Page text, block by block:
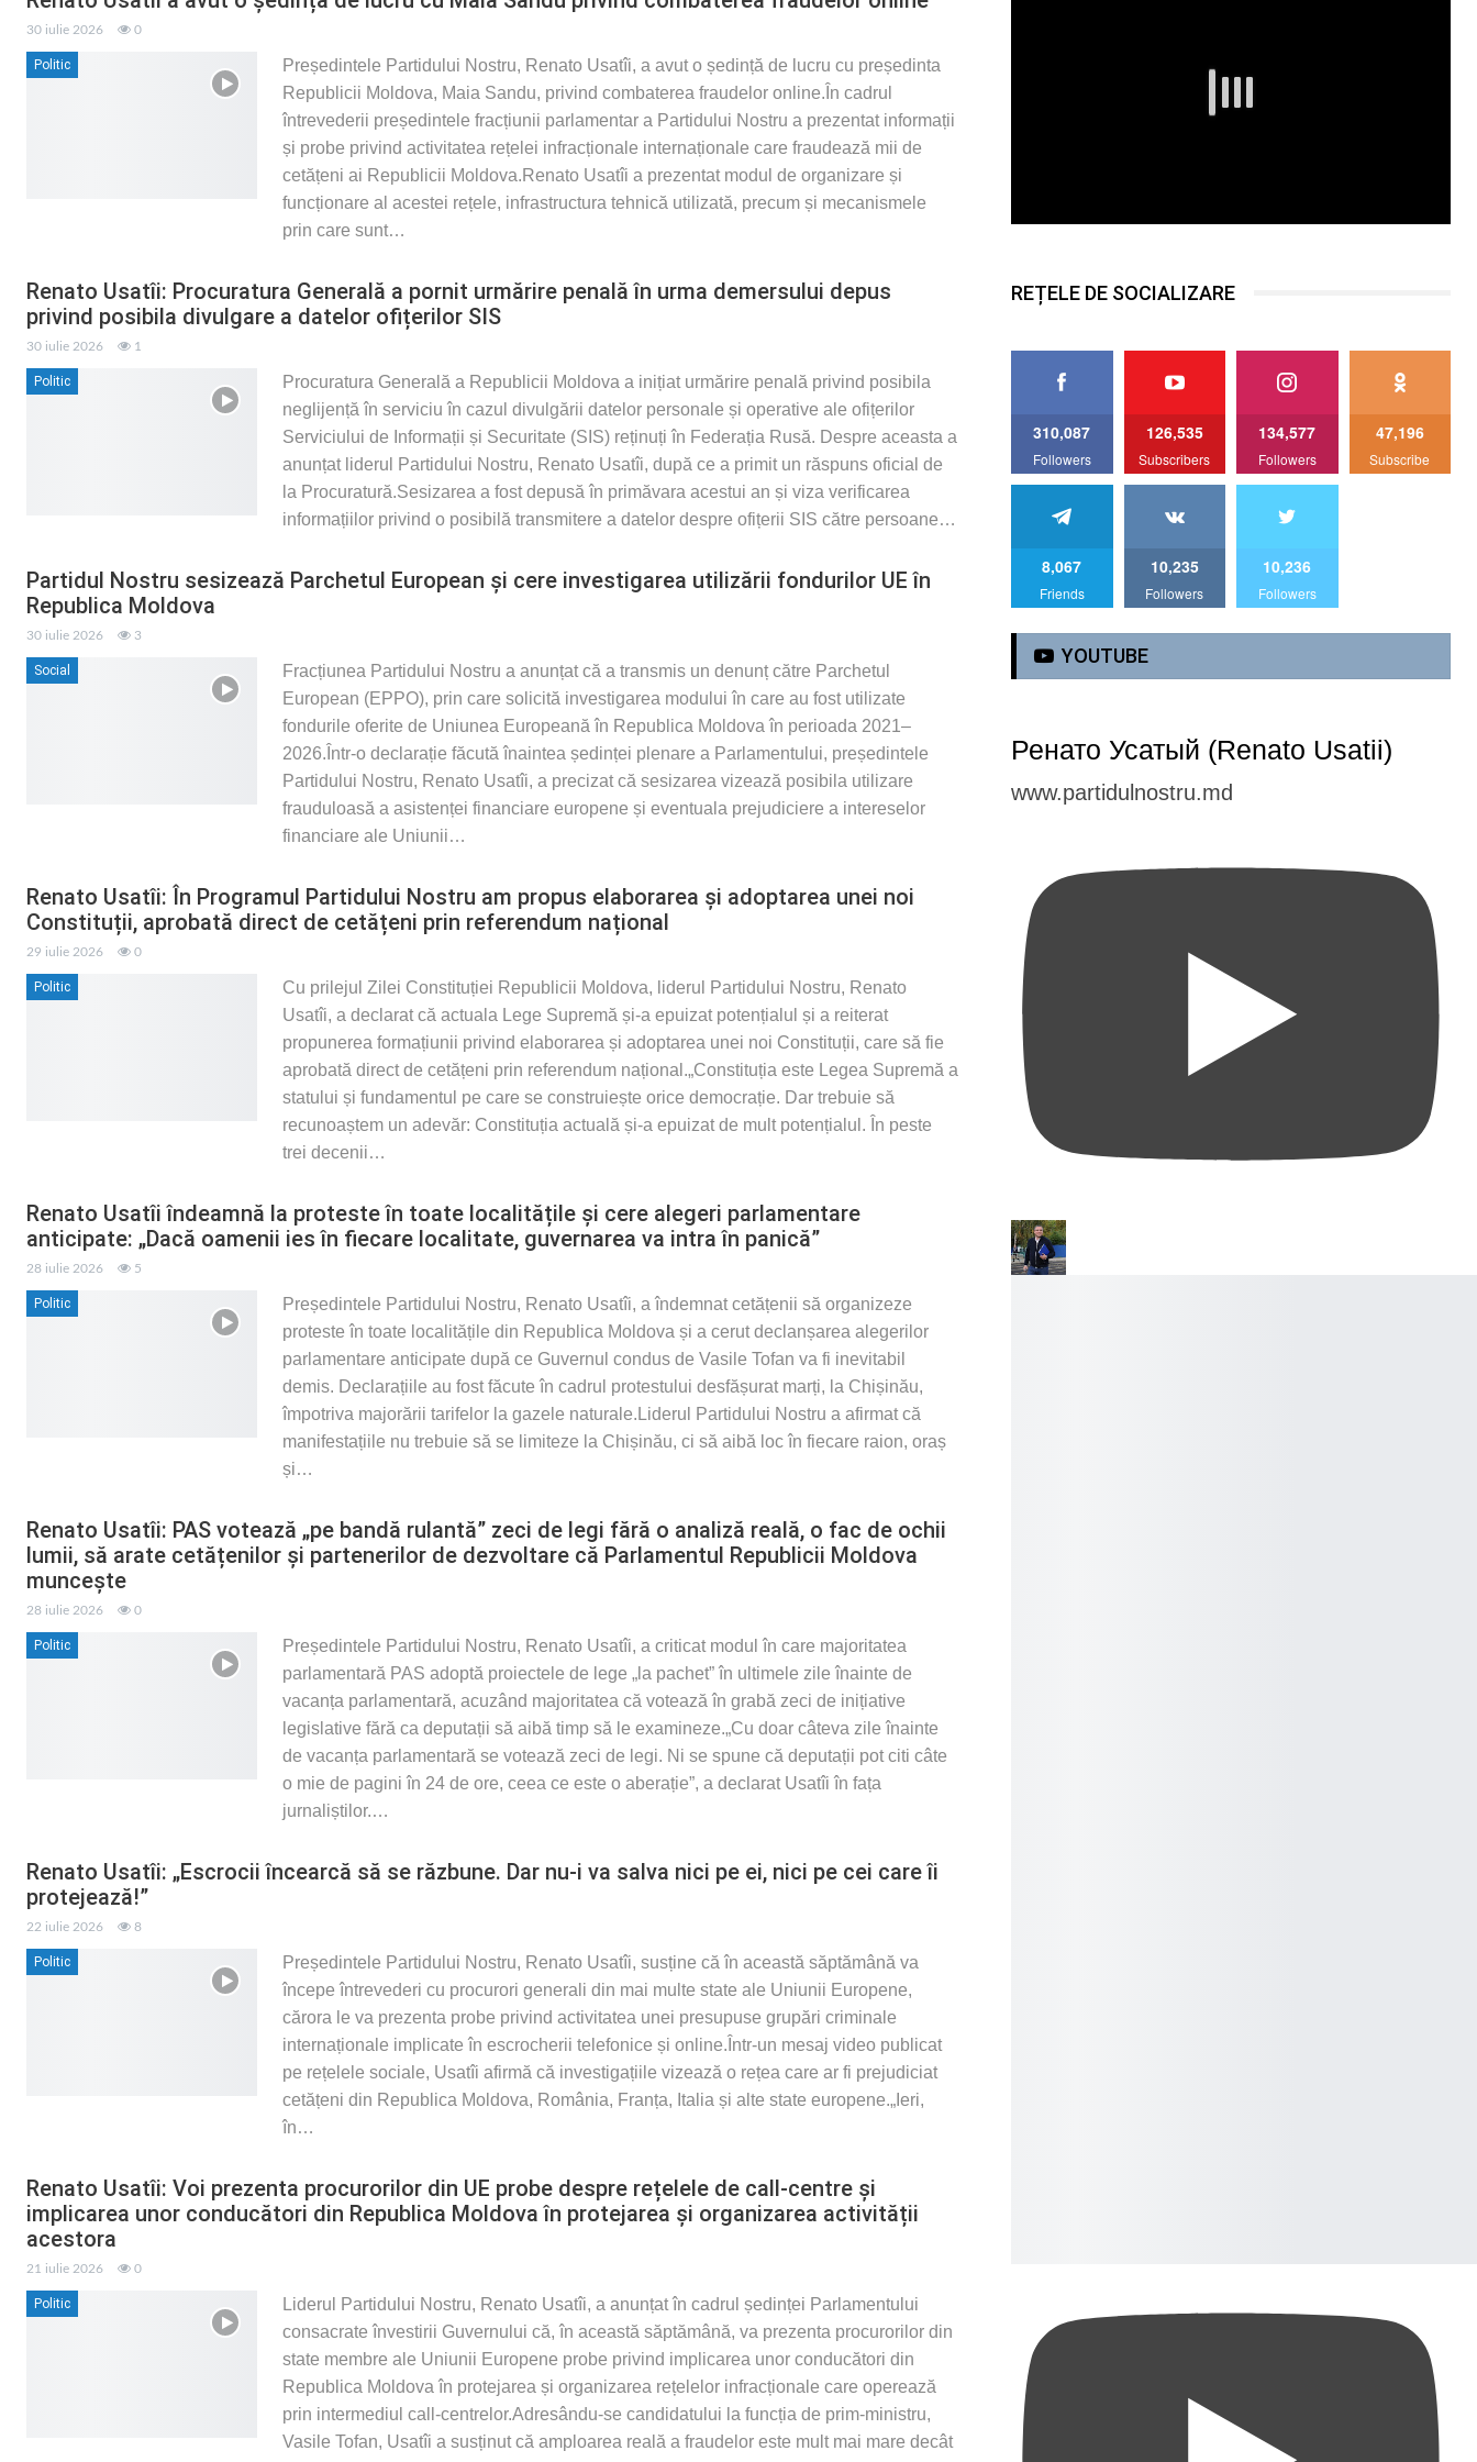
30 iulie 2026 0
Politic
Președintele Partidului Nostru, Renato Usatîi, a avut o ședință de lucru cu președinta
Republicii Moldova, Maia Sandu, privind combaterea fraudelor online.În cadrul
întrevederii președintele fracțiunii parlamentar a Partidului Nostru a prezentat informații
și probe privind activitatea rețelei infracționale internaționale care fraudează mii de
cetățeni ai Republicii Moldova.Renato Usatîi a prezentat modul de organizare și
funcționare al acestei rețele, infrastructura tehnică utilizată, precum și mecanismele
prin care sunt…
Renato Usatîi: Procuratura Generală a pornit urmărire penală în urma demersului depus
privind posibila divulgare a datelor ofițerilor SIS
30 iulie 2026 1
Politic
Procuratura Generală a Republicii Moldova a inițiat urmărire penală privind posibila
neglijență în serviciu în cazul divulgării datelor personale și operative ale ofițerilor
Serviciului de Informații și Securitate (SIS) reținuți în Federația Rusă. Despre aceasta a
anunțat liderul Partidului Nostru, Renato Usatîi, după ce a primit un răspuns oficial de
la Procuratură.Sesizarea a fost depusă în primăvara acestui an și viza verificarea
informațiilor privind o posibilă transmitere a datelor despre ofițerii SIS către persoane…
Partidul Nostru sesizează Parchetul European și cere investigarea utilizării fondurilor UE în
Republica Moldova
30 iulie 2026 3
Social
Fracțiunea Partidului Nostru a anunțat că a transmis un denunț către Parchetul
European (EPPO), prin care solicită investigarea modului în care au fost utilizate
fondurile oferite de Uniunea Europeană în Republica Moldova în perioada 2021–
2026.Într-o declarație făcută înaintea ședinței plenare a Parlamentului, președintele
Partidului Nostru, Renato Usatîi, a precizat că sesizarea vizează posibila utilizare
frauduloasă a asistenței financiare europene și eventuala prejudiciere a intereselor
financiare ale Uniunii…
Renato Usatîi: În Programul Partidului Nostru am propus elaborarea și adoptarea unei noi
Constituții, aprobată direct de cetățeni prin referendum național
29 iulie 2026 0
Politic
Cu prilejul Zilei Constituției Republicii Moldova, liderul Partidului Nostru, Renato
Usatîi, a declarat că actuala Lege Supremă și-a epuizat potențialul și a reiterat
propunerea formațiunii privind elaborarea și adoptarea unei noi Constituții, care să fie
aprobată direct de cetățeni prin referendum național.„Constituția este Legea Supremă a
statului și fundamentul pe care se construiește orice democrație. Dar trebuie să
recunoaștem un adevăr: Constituția actuală și-a epuizat de mult potențialul. În peste
trei decenii…
Renato Usatîi îndeamnă la proteste în toate localitățile și cere alegeri parlamentare
anticipate: „Dacă oamenii ies în fiecare localitate, guvernarea va intra în panică”
28 iulie 2026 5
Politic
Președintele Partidului Nostru, Renato Usatîi, a îndemnat cetățenii să organizeze
proteste în toate localitățile din Republica Moldova și a cerut declanșarea alegerilor
parlamentare anticipate după ce Guvernul condus de Vasile Tofan va fi inevitabil
demis. Declarațiile au fost făcute în cadrul protestului desfășurat marți, la Chișinău,
împotriva majorării tarifelor la gazele naturale.Liderul Partidului Nostru a afirmat că
manifestațiile nu trebuie să se limiteze la Chișinău, ci să aibă loc în fiecare raion, oraș
și…
Renato Usatîi: PAS votează „pe bandă rulantă” zeci de legi fără o analiză reală, o fac de ochii
lumii, să arate cetățenilor și partenerilor de dezvoltare că Parlamentul Republicii Moldova
muncește
28 iulie 2026 0
Politic
Președintele Partidului Nostru, Renato Usatîi, a criticat modul în care majoritatea
parlamentară PAS adoptă proiectele de lege „la pachet” în ultimele zile înainte de
vacanța parlamentară, acuzând majoritatea că votează în grabă zeci de inițiative
legislative fără ca deputații să aibă timp să le examineze.„Cu doar câteva zile înainte
de vacanța parlamentară se votează zeci de legi. Ni se spune că deputații pot citi câte
o mie de pagini în 24 de ore, ceea ce este o aberație”, a declarat Usatîi în fața
jurnaliștilor.…
Renato Usatîi: „Escrocii încearcă să se răzbune. Dar nu-i va salva nici pe ei, nici pe cei care îi
protejează!”
22 iulie 2026 8
Politic
Președintele Partidului Nostru, Renato Usatîi, susține că în această săptămână va
începe întrevederi cu procurori generali din mai multe state ale Uniunii Europene,
cărora le va prezenta probe privind activitatea unei presupuse grupări criminale
internaționale implicate în escrocherii telefonice și online.Într-un mesaj video publicat
pe rețelele sociale, Usatîi afirmă că investigațiile vizează o rețea care ar fi prejudiciat
cetățeni din Republica Moldova, România, Franța, Italia și alte state europene.„Ieri,
în…
Renato Usatîi: Voi prezenta procurorilor din UE probe despre rețelele de call-centre și
implicarea unor conducători din Republica Moldova în protejarea și organizarea activității
acestora
21 iulie 2026 0
Politic
Liderul Partidului Nostru, Renato Usatîi, a anunțat în cadrul ședinței Parlamentului
consacrate învestirii Guvernului că, în această săptămână, va prezenta procurorilor din
state membre ale Uniunii Europene probe privind implicarea unor conducători din
Republica Moldova în protejarea și organizarea rețelelor infracționale care operează
prin intermediul call-centrelor.Adresându-se candidatului la funcția de prim-ministru,
Vasile Tofan, Usatîi a susținut că amploarea reală a fraudelor este mult mai mare decât
REȚELE DE SOCIALIZARE
310,087
Followers
126,535
Subscribers
134,577
Followers
47,196
Subscribe
8,067
Friends
10,235
Followers
10,236
Followers
YOUTUBE
Ренато Усатый (Renato Usatii)
www.partidulnostru.md